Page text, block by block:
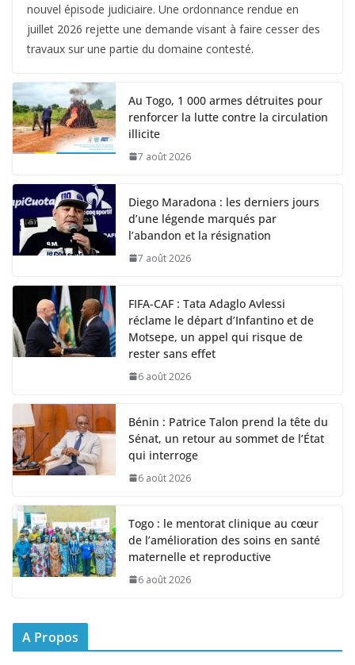
nouvel épisode judiciaire. Une ordonnance rendue en
juillet 2026 rejette une demande visant à faire cesser des
travaux sur une partie du domaine contesté.
Au Togo, 1 000 armes détruites pour
renforcer la lutte contre la circulation
illicite
7 août 2026
Diego Maradona : les derniers jours
d’une légende marqués par
l’abandon et la résignation
7 août 2026
FIFA-CAF : Tata Adaglo Avlessi
réclame le départ d’Infantino et de
Motsepe, un appel qui risque de
rester sans effet
6 août 2026
Bénin : Patrice Talon prend la tête du
Sénat, un retour au sommet de l’État
qui interroge
6 août 2026
Togo : le mentorat clinique au cœur
de l’amélioration des soins en santé
maternelle et reproductive
6 août 2026
A Propos